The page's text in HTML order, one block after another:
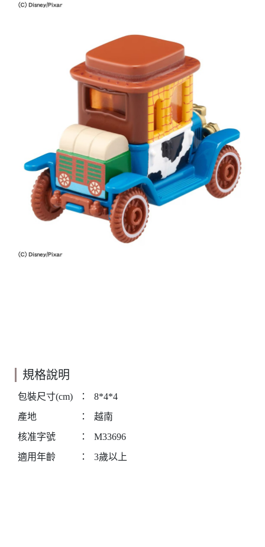
規格說明
包裝尺寸(cm) ：
8*4*4
產地
：
越南
核准字號
：
M33696
適用年齡
： 3歲以上